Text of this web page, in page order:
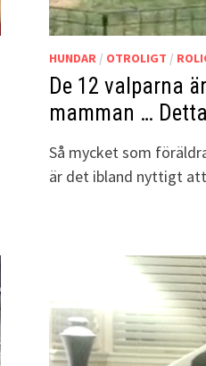
HUNDAR / OTROLIGT /
De 12 valparna
mamman …
Så mycket som
är det ibland nyttigt